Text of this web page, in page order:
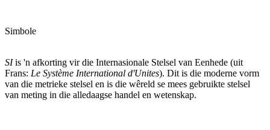
Simbole
SIis 'n afkorting vir die Internasionale Stelsel van Eenhede (uit
Frans: Le Système International d'Unites). Dit is die moderne vorm
van die metrieke stelsel en is die wêreld se mees gebruikte stelsel
van meting in die alledaagse handel en wetenskap.